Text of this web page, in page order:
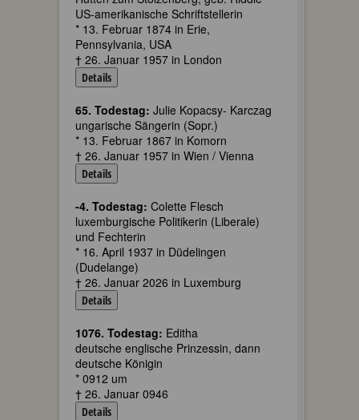
US-amerikanische Schriftstellerin
* 13. Februar 1874 in Erie,
Pennsylvania, USA
† 26. Januar 1957 in London
Details
65. Todestag: Julie Kopacsy- Karczag
ungarische Sängerin (Sopr.)
* 13. Februar 1867 in Komorn
† 26. Januar 1957 in Wien / Vienna
Details
-4. Todestag: Colette Flesch
luxemburgische Politikerin (Liberale)
und Fechterin
* 16. April 1937 in Düdelingen
(Dudelange)
† 26. Januar 2026 in Luxemburg
Details
1076. Todestag: Editha
deutsche englische Prinzessin, dann
deutsche Königin
* 0912 um
† 26. Januar 0946
Details